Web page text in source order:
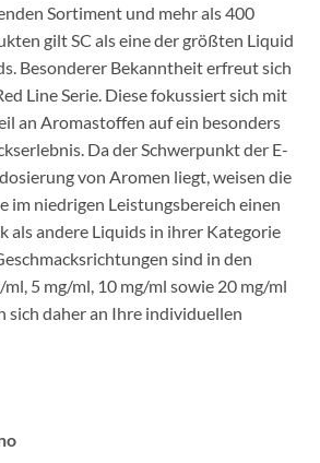
Sortiment und mehr als 400
gilt SC als eine der größten Liquid
Besonderer Bekanntheit erfreut sich
Line Serie. Diese fokussiert sich mit
an Aromastoffen auf ein besonders
Da der Schwerpunkt der E-
von Aromen liegt, weisen die
im niedrigen Leistungsbereich einen
als andere Liquids in ihrer Kategorie
sind in den
5 mg/ml, 10 mg/ml sowie 20 mg/ml
sich daher an Ihre individuellen